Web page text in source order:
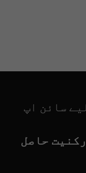
سائن اپ
حاصل